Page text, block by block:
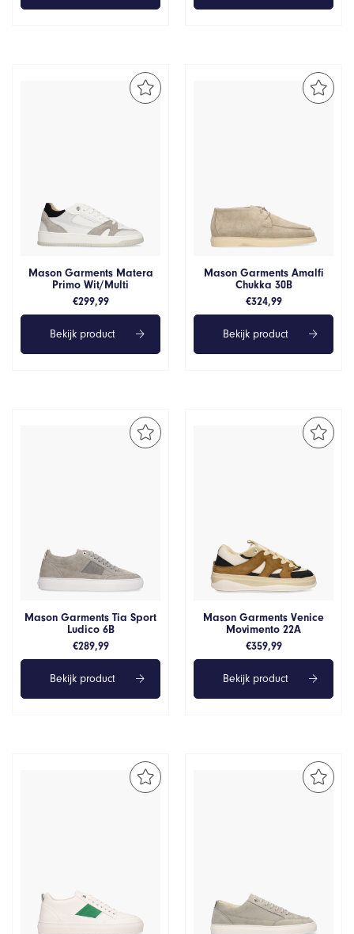
Mason Garments Matera
Primo Wit/Multi
€299,99
Bekijk product
Mason Garments Amalfi
Chukka 30B
€324,99
Bekijk product
Mason Garments Tia Sport
Ludico 6B
€289,99
Bekijk product
Mason Garments Venice
Movimento 22A
€359,99
Bekijk product